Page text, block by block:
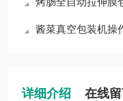
酱菜真空包装机操
详细介绍 在线